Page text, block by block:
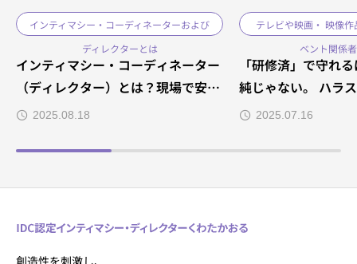
例や現場での変化も発信中です。 映画監
督・演出家・俳優の皆様に向けたお役立
ち情報をシェアしています。現場に必要
かどうか、まずはご相談ください。
インティマシー・コーディネーターおよび
ディレクターとは
インティマシー・コーディネーター
（ディレクター）とは？現場で安心
と演出を両立させる第三者の役割
2025.08.18
テレビや映画・ 映像
ベント関係
「研修済」で守れ
純じゃない。 ハラ
の“その先”に必要
2025.07.16